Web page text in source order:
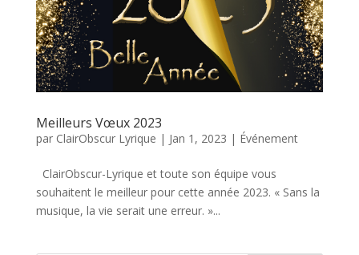
Meilleurs Vœux 2023
par ClairObscur Lyrique | Jan 1, 2023 | Événement
ClairObscur-Lyrique et toute son équipe vous
souhaitent le meilleur pour cette année 2023. « Sans la
musique, la vie serait une erreur. »...